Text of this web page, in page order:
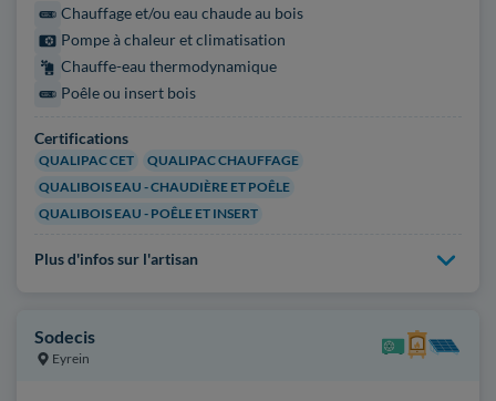
Chauffage et/ou eau chaude au bois
Pompe à chaleur et climatisation
Chauffe-eau thermodynamique
Poêle ou insert bois
Certifications
QUALIPAC CET
QUALIPAC CHAUFFAGE
QUALIBOIS EAU - CHAUDIÈRE ET POÊLE
QUALIBOIS EAU - POÊLE ET INSERT
Plus d'infos sur l'artisan
Sodecis
Eyrein